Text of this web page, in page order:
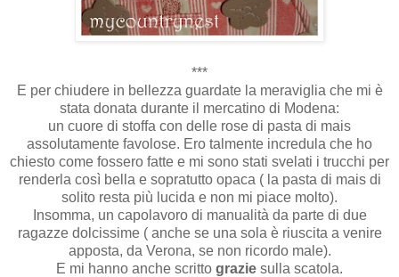
***
E per chiudere in bellezza guardate la meraviglia che mi è
stata donata durante il mercatino di Modena:
un cuore di stoffa con delle rose di pasta di mais
assolutamente favolose. Ero talmente incredula che ho
chiesto come fossero fatte e mi sono stati svelati i trucchi per
renderla così bella e sopratutto opaca ( la pasta di mais di
solito resta più lucida e non mi piace molto).
Insomma, un capolavoro di manualità da parte di due
ragazze dolcissime ( anche se una sola è riuscita a venire
apposta, da Verona, se non ricordo male).
E mi hanno anche scritto grazie sulla scatola.